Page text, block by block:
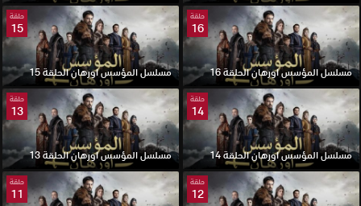
حلقة
16
مسلسل المؤسس اورهان الحلقة 16
حلقة
15
مسلسل المؤسس اورهان الحلقة 15
حلقة
14
مسلسل المؤسس اورهان الحلقة 14
حلقة
13
مسلسل المؤسس اورهان الحلقة 13
حلقة
12
حلقة
11